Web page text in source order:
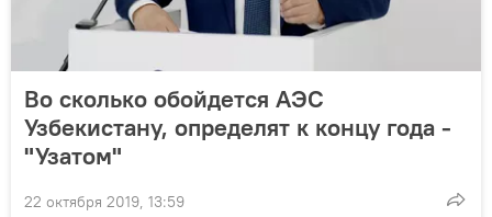
Во сколько обойдется АЭС
Узбекистану, определят к концу года -
"Узатом"
22 октября 2019, 13:59